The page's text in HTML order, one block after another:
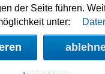
und Aktionen per
der Seite führen.
unter: